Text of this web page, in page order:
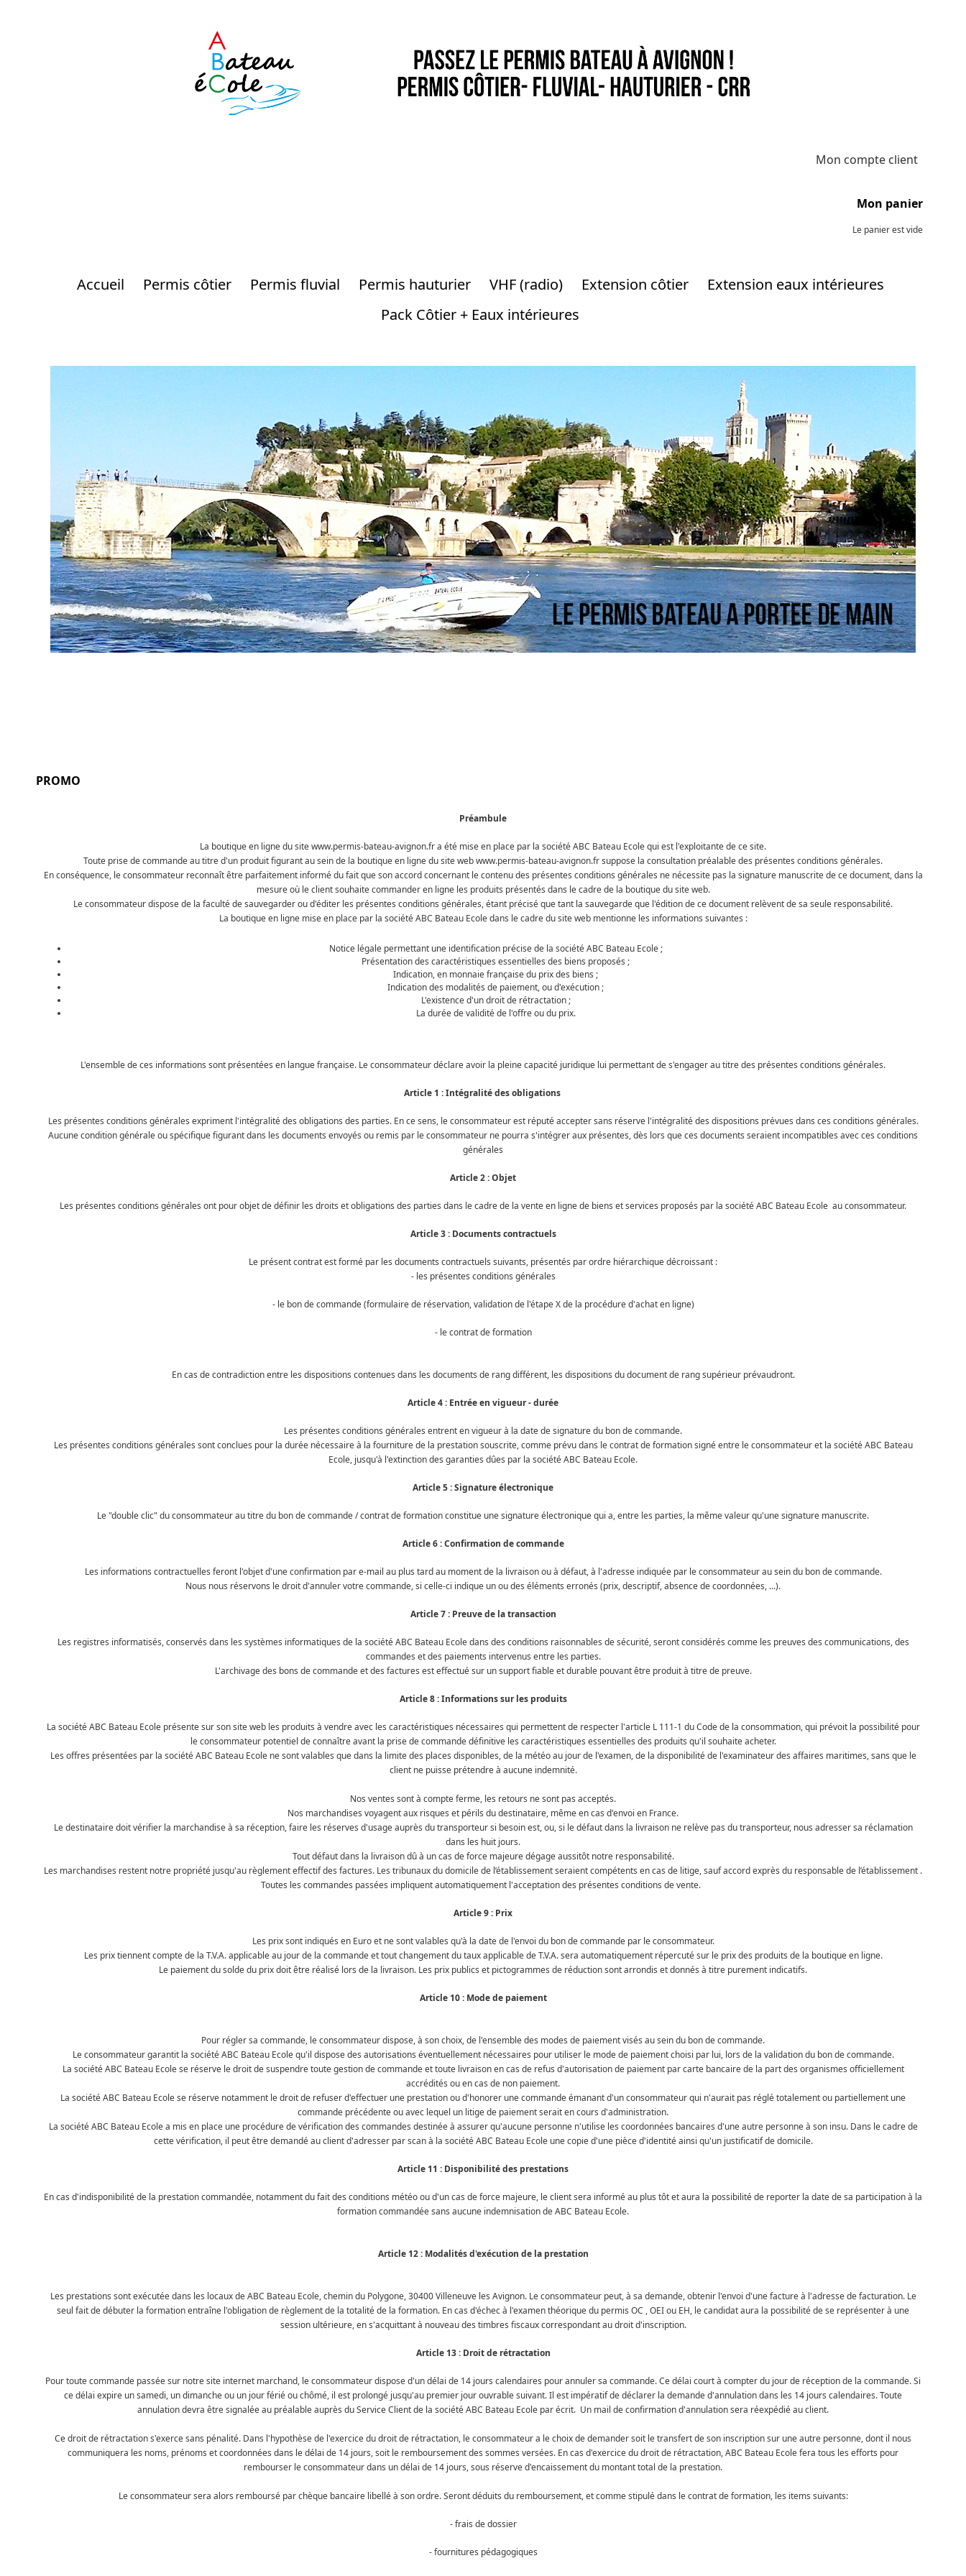
Mon compte client
Mon panier
Le panier est vide
Accueil Permis côtier Permis fluvial Permis hauturier VHF (radio) Extension côtier
Extension eaux intérieures
Pack Côtier + Eaux intérieures
PROMO
Préambule
La boutique en ligne du site www.permis-bateau-avignon.fr a été mise en place par la société ABC Bateau Ecole qui est l'exploitante de ce site.
Toute prise de commande au titre d'un produit figurant au sein de la boutique en ligne du site web www.permis-bateau-avignon.fr suppose la consultation préalable des présentes conditions générales.
En conséquence, le consommateur reconnaît être parfaitement informé du fait que son accord concernant le contenu des présentes conditions générales ne nécessite pas la signature manuscrite de ce document, dans la
mesure où le client souhaite commander en ligne les produits présentés dans le cadre de la boutique du site web.
Le consommateur dispose de la faculté de sauvegarder ou d'éditer les présentes conditions générales, étant précisé que tant la sauvegarde que l'édition de ce document relèvent de sa seule responsabilité.
La boutique en ligne mise en place par la société ABC Bateau Ecole dans le cadre du site web mentionne les informations suivantes :
Notice légale permettant une identification précise de la société ABC Bateau Ecole ;
Présentation des caractéristiques essentielles des biens proposés ;
Indication, en monnaie française du prix des biens ;
Indication des modalités de paiement, ou d'exécution ;
L'existence d'un droit de rétractation ;
La durée de validité de l'offre ou du prix.
L'ensemble de ces informations sont présentées en langue française. Le consommateur déclare avoir la pleine capacité juridique lui permettant de s'engager au titre des présentes conditions générales.
Article 1 : Intégralité des obligations
Les présentes conditions générales expriment l'intégralité des obligations des parties. En ce sens, le consommateur est réputé accepter sans réserve l'intégralité des dispositions prévues dans ces conditions générales.
Aucune condition générale ou spécifique figurant dans les documents envoyés ou remis par le consommateur ne pourra s'intégrer aux présentes, dès lors que ces documents seraient incompatibles avec ces conditions
générales
Article 2 : Objet
Les présentes conditions générales ont pour objet de définir les droits et obligations des parties dans le cadre de la vente en ligne de biens et services proposés par la société ABC Bateau Ecole au consommateur.
Article 3 : Documents contractuels
Le présent contrat est formé par les documents contractuels suivants, présentés par ordre hiérarchique décroissant :
- les présentes conditions générales
- le bon de commande (formulaire de réservation, validation de l'étape X de la procédure d'achat en ligne)
- le contrat de formation
En cas de contradiction entre les dispositions contenues dans les documents de rang différent, les dispositions du document de rang supérieur prévaudront.
Article 4 : Entrée en vigueur - durée
Les présentes conditions générales entrent en vigueur à la date de signature du bon de commande.
Les présentes conditions générales sont conclues pour la durée nécessaire à la fourniture de la prestation souscrite, comme prévu dans le contrat de formation signé entre le consommateur et la société ABC Bateau
Ecole, jusqu'à l'extinction des garanties dûes par la société ABC Bateau Ecole.
Article 5 : Signature électronique
Le "double clic" du consommateur au titre du bon de commande / contrat de formation constitue une signature électronique qui a, entre les parties, la même valeur qu'une signature manuscrite.
Article 6 : Confirmation de commande
Les informations contractuelles feront l'objet d'une confirmation par e-mail au plus tard au moment de la livraison ou à défaut, à l'adresse indiquée par le consommateur au sein du bon de commande.
Nous nous réservons le droit d'annuler votre commande, si celle-ci indique un ou des éléments erronés (prix, descriptif, absence de coordonnées, ...).
Article 7 : Preuve de la transaction
Les registres informatisés, conservés dans les systèmes informatiques de la société ABC Bateau Ecole dans des conditions raisonnables de sécurité, seront considérés comme les preuves des communications, des
commandes et des paiements intervenus entre les parties.
L'archivage des bons de commande et des factures est effectué sur un support fiable et durable pouvant être produit à titre de preuve.
Article 8 : Informations sur les produits
La société ABC Bateau Ecole présente sur son site web les produits à vendre avec les caractéristiques nécessaires qui permettent de respecter l'article L 111-1 du Code de la consommation, qui prévoit la possibilité pour
le consommateur potentiel de connaître avant la prise de commande définitive les caractéristiques essentielles des produits qu'il souhaite acheter.
Les offres présentées par la société ABC Bateau Ecole ne sont valables que dans la limite des places disponibles, de la météo au jour de l'examen, de la disponibilité de l'examinateur des affaires maritimes, sans que le
client ne puisse prétendre à aucune indemnité.
Nos ventes sont à compte ferme, les retours ne sont pas acceptés.
Nos marchandises voyagent aux risques et périls du destinataire, même en cas d'envoi en France.
Le destinataire doit vérifier la marchandise à sa réception, faire les réserves d'usage auprès du transporteur si besoin est, ou, si le défaut dans la livraison ne relève pas du transporteur, nous adresser sa réclamation
dans les huit jours.
Tout défaut dans la livraison dû à un cas de force majeure dégage aussitôt notre responsabilité.
Les marchandises restent notre propriété jusqu'au règlement effectif des factures. Les tribunaux du domicile de l’établissement seraient compétents en cas de litige, sauf accord exprès du responsable de l’établissement .
Toutes les commandes passées impliquent automatiquement l'acceptation des présentes conditions de vente.
Article 9 : Prix
Les prix sont indiqués en Euro et ne sont valables qu'à la date de l'envoi du bon de commande par le consommateur.
Les prix tiennent compte de la T.V.A. applicable au jour de la commande et tout changement du taux applicable de T.V.A. sera automatiquement répercuté sur le prix des produits de la boutique en ligne.
Le paiement du solde du prix doit être réalisé lors de la livraison. Les prix publics et pictogrammes de réduction sont arrondis et donnés à titre purement indicatifs.
Article 10 : Mode de paiement
Pour régler sa commande, le consommateur dispose, à son choix, de l'ensemble des modes de paiement visés au sein du bon de commande.
Le consommateur garantit la société ABC Bateau Ecole qu'il dispose des autorisations éventuellement nécessaires pour utiliser le mode de paiement choisi par lui, lors de la validation du bon de commande.
La société ABC Bateau Ecole se réserve le droit de suspendre toute gestion de commande et toute livraison en cas de refus d'autorisation de paiement par carte bancaire de la part des organismes officiellement
accrédités ou en cas de non paiement.
La société ABC Bateau Ecole se réserve notamment le droit de refuser d'effectuer une prestation ou d'honorer une commande émanant d'un consommateur qui n'aurait pas réglé totalement ou partiellement une
commande précédente ou avec lequel un litige de paiement serait en cours d'administration.
La société ABC Bateau Ecole a mis en place une procédure de vérification des commandes destinée à assurer qu'aucune personne n'utilise les coordonnées bancaires d'une autre personne à son insu. Dans le cadre de
cette vérification, il peut être demandé au client d'adresser par scan à la société ABC Bateau Ecole une copie d'une pièce d'identité ainsi qu'un justificatif de domicile.
Article 11 : Disponibilité des prestations
En cas d'indisponibilité de la prestation commandée, notamment du fait des conditions météo ou d'un cas de force majeure, le client sera informé au plus tôt et aura la possibilité de reporter la date de sa participation à la
formation commandée sans aucune indemnisation de ABC Bateau Ecole.
Article 12 : Modalités d'exécution de la prestation
Les prestations sont exécutée dans les locaux de ABC Bateau Ecole, chemin du Polygone, 30400 Villeneuve les Avignon. Le consommateur peut, à sa demande, obtenir l'envoi d'une facture à l'adresse de facturation. Le
seul fait de débuter la formation entraîne l'obligation de règlement de la totalité de la formation. En cas d'échec à l'examen théorique du permis OC , OEI ou EH, le candidat aura la possibilité de se représenter à une
session ultérieure, en s'acquittant à nouveau des timbres fiscaux correspondant au droit d'inscription.
Article 13 : Droit de rétractation
Pour toute commande passée sur notre site internet marchand, le consommateur dispose d'un délai de 14 jours calendaires pour annuler sa commande. Ce délai court à compter du jour de réception de la commande. Si
ce délai expire un samedi, un dimanche ou un jour férié ou chômé, il est prolongé jusqu'au premier jour ouvrable suivant. Il est impératif de déclarer la demande d'annulation dans les 14 jours calendaires. Toute
annulation devra être signalée au préalable auprès du Service Client de la société ABC Bateau Ecole par écrit. Un mail de confirmation d'annulation sera réexpédié au client.
Ce droit de rétractation s'exerce sans pénalité. Dans l'hypothèse de l'exercice du droit de rétractation, le consommateur a le choix de demander soit le transfert de son inscription sur une autre personne, dont il nous
communiquera les noms, prénoms et coordonnées dans le délai de 14 jours, soit le remboursement des sommes versées. En cas d'exercice du droit de rétractation, ABC Bateau Ecole fera tous les efforts pour
rembourser le consommateur dans un délai de 14 jours, sous réserve d'encaissement du montant total de la prestation.
Le consommateur sera alors remboursé par chèque bancaire libellé à son ordre. Seront déduits du remboursement, et comme stipulé dans le contrat de formation, les items suivants:
- frais de dossier
- fournitures pédagogiques